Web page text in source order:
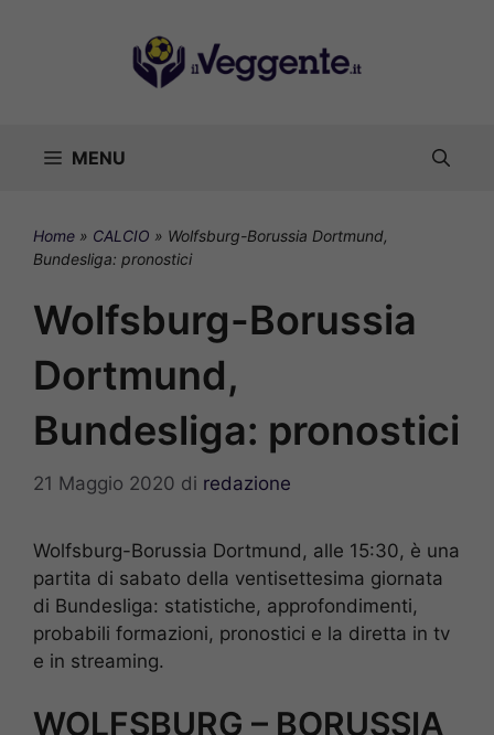
MENU
Home » CALCIO » Wolfsburg-Borussia Dortmund,
Bundesliga: pronostici
Wolfsburg-Borussia
Dortmund,
Bundesliga: pronostici
21 Maggio 2020 di redazione
Wolfsburg-Borussia Dortmund, alle 15:30, è una
partita di sabato della ventisettesima giornata
di Bundesliga: statistiche, approfondimenti,
probabili formazioni, pronostici e la diretta in tv
e in streaming.
WOLFSBURG – BORUSSIA